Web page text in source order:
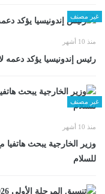
غير مصنف
منذ 10 أشهر
رئيس إندونيسيا يؤكد
غير مصنف
منذ 10 أشهر
وزير الخارجية يبحث
للسلام